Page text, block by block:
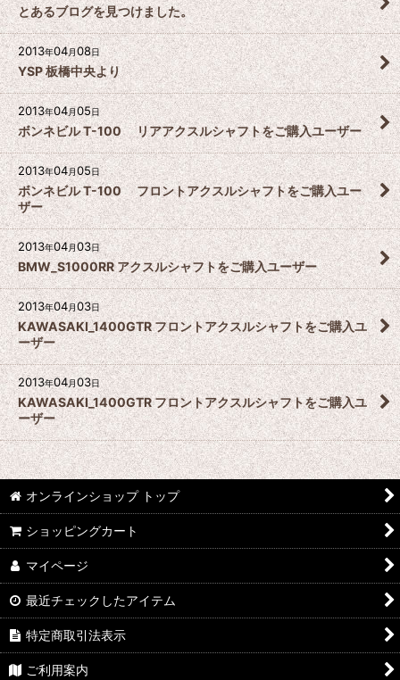
とあるブログを見つけました。
2013年04月08日
YSP 板橋中央より
2013年04月05日
ボンネビル T-100 リアアクスルシャフトをご購入ユーザー
2013年04月05日
ボンネビル T-100 フロントアクスルシャフトをご購入ユー
ザー
2013年04月03日
BMW_S1000RR アクスルシャフトをご購入ユーザー
2013年04月03日
KAWASAKI_1400GTR フロントアクスルシャフトをご購入ユ
ーザー
2013年04月03日
KAWASAKI_1400GTR フロントアクスルシャフトをご購入ユ
ーザー
オンラインショップ トップ
ショッピングカート
マイページ
最近チェックしたアイテム
特定商取引法表示
ご利用案内